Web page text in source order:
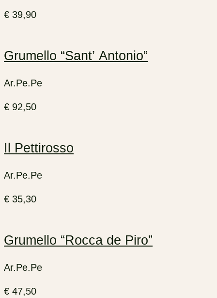
€ 39,90
Grumello “Sant’ Antonio”
Ar.Pe.Pe
€ 92,50
Il Pettirosso
Ar.Pe.Pe
€ 35,30
Grumello “Rocca de Piro”
Ar.Pe.Pe
€ 47,50